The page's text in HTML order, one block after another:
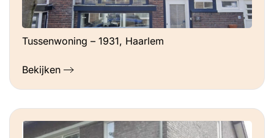
Tussenwoning – 1931, Haarlem
Bekijken